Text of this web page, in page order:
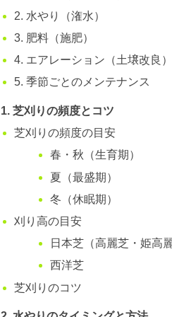
2. 水やり（潅水）
3. 肥料（施肥）
4. エアレーション（土壌改良）
5. 季節ごとのメンテナンス
1. 芝刈りの頻度とコツ
芝刈りの頻度の目安
春・秋（生育期）
夏（最盛期）
冬（休眠期）
刈り高の目安
日本芝（高麗芝・姫高
西洋芝
芝刈りのコツ